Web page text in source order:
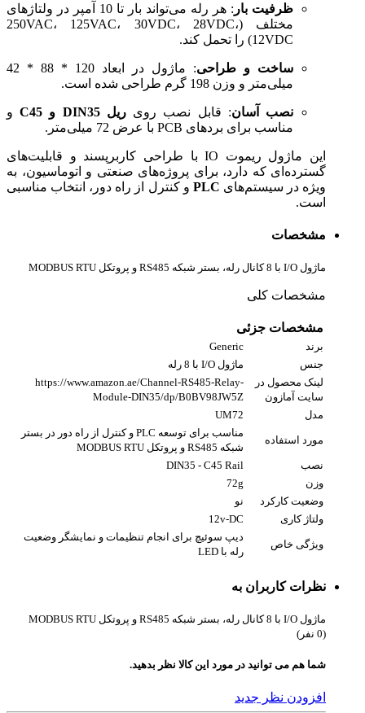
ظرفیت بار
: هر رله می‌تواند بار تا 10 آمپر در ولتاژهای
مختلف (250VAC، 125VAC، 30VDC، 28VDC،
12VDC) را تحمل کند.
ساخت و طراحی
: ماژول در ابعاد 120 * 88 * 42
میلی‌متر و وزن 198 گرم طراحی شده است.
نصب آسان: قابل نصب رویریل DIN35 و C45
و
مناسب برای بردهای PCB با عرض 72 میلی‌متر.
این ماژول ریموت IO با طراحی کاربرپسند و قابلیت‌های
گسترده‌ای که دارد، برای پروژه‌های صنعتی و اتوماسیون، به
ویژه در سیستم‌های PLC و کنترل از راه دور، انتخاب مناسبی
است.
مشخصات
ماژول I/O با 8 کانال رله، بستر شبکه RS485 و پروتکل MODBUS RTU
مشخصات کلی
مشخصات جزئی
برند
Generic
جنس
ماژول I/O با 8 رله
لینک محصول در
سایت آمازون
https://www.amazon.ae/Channel-RS485-Relay-
Module-DIN35/dp/B0BV98JW5Z
مدل
UM72
مورد استفاده
مناسب برای توسعه PLC و کنترل از راه دور در بستر
شبکه RS485 و پروتکل MODBUS RTU
نصب
DIN35 - C45 Rail
وزن
72g
وضعیت کارکرد
نو
ولتاژ کاری
12v-DC
ویژگی خاص
دیپ سوئیچ برای انجام تنظیمات و نمایشگر وضعیت
رله با LED
نظرات کاربران به
ماژول I/O با 8 کانال رله، بستر شبکه RS485 و پروتکل MODBUS RTU
(0 نفر)
شما هم می توانید در مورد این کالا نظر بدهید.
افزودن نظر جدید